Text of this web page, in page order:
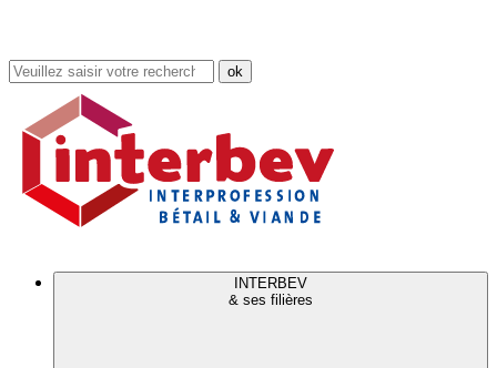
Rechercher
dans
site
INTERBEV
& ses filières